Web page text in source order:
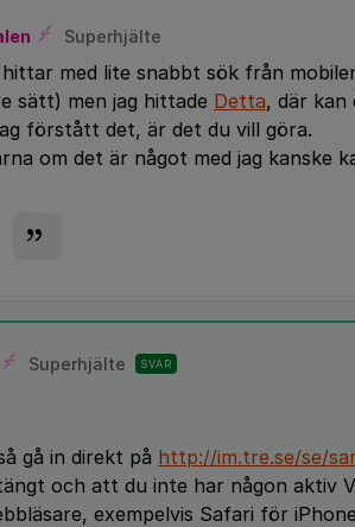
Superhjälte
hittar med lite snabbt sök från
sätt) men jag hittade Detta, där kan
förstått det, är det du vill göra.
om det är något med jag kanske
Superhjälte SVAR
gå in direkt på http://im.tre.se/se/
och att du inte har någon aktiv
exempelvis Safari för